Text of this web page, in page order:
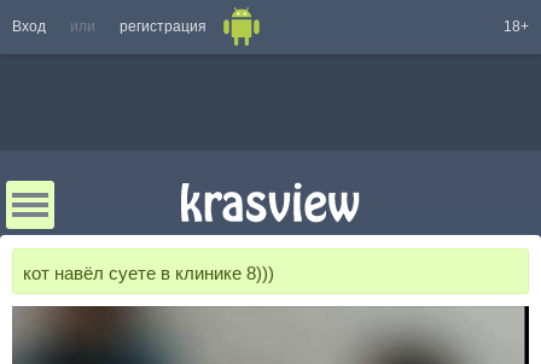
Вход или регистрация 18+
кот навёл суете в клинике 8)))